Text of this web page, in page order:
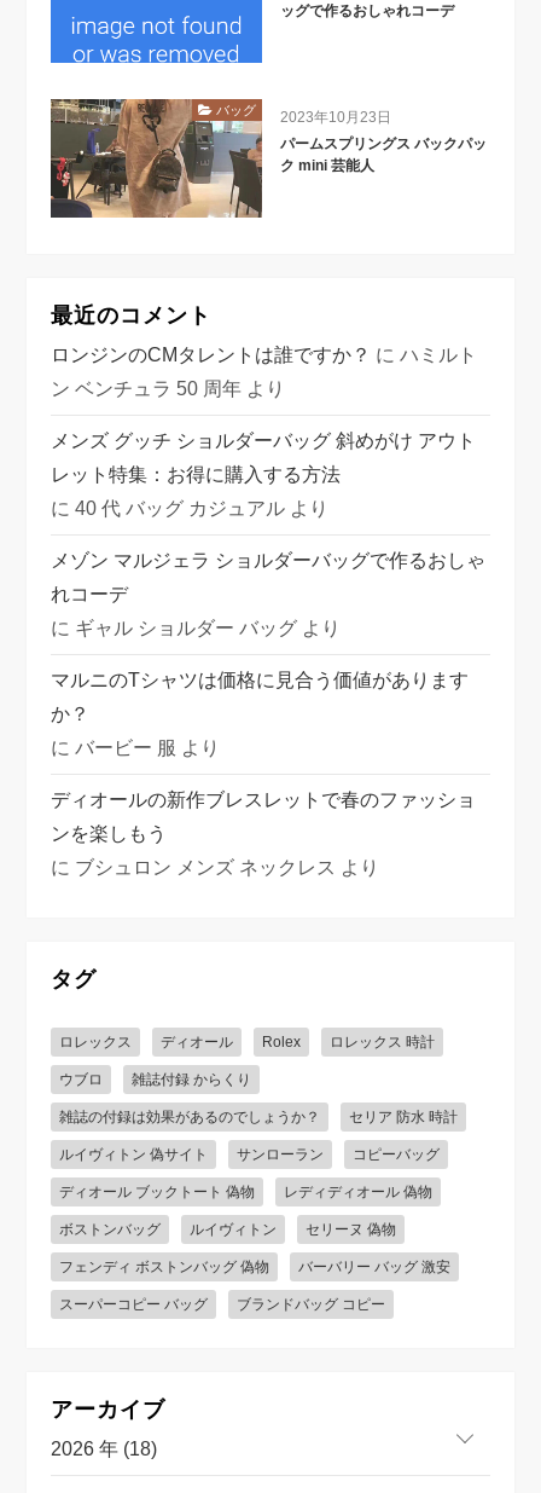
ッグで作るおしゃれコーデ
バッグ
2023年10月23日
パームスプリングス バックパッ
ク mini 芸能人
最近のコメント
ロンジンのCMタレントは誰ですか？ にハミルト
ン ベンチュラ 50 周年 より
メンズ グッチ ショルダーバッグ 斜めがけ アウト
レット特集：お得に購入する方法
に40 代 バッグ カジュアル より
メゾン マルジェラ ショルダーバッグで作るおしゃ
れコーデ
に ギャル ショルダー バッグ より
マルニのTシャツは価格に見合う価値があります
か？
にバービー 服 より
ディオールの新作ブレスレットで春のファッショ
ンを楽しもう
に ブシュロン メンズ ネックレス より
タグ
ロレックス ディオール Rolex ロレックス 時計
ウブロ 雑誌付録 からくり
雑誌の付録は効果があるのでしょうか？ セリア 防水 時計
ルイヴィトン 偽サイト サンローラン コピーバッグ
ディオール ブックトート 偽物 レディディオール 偽物
ボストンバッグ ルイヴィトン セリーヌ 偽物
フェンディ ボストンバッグ 偽物 バーバリー バッグ 激安
スーパーコピー バッグ ブランドバッグ コピー
アーカイブ
2026 年 (18)